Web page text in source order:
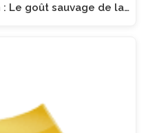
Le goût sauvage de la…